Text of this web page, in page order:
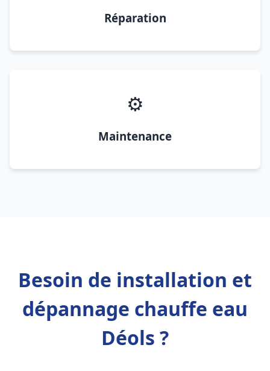
Réparation
⚙️
Maintenance
Besoin de installation et
dépannage chauffe eau
Déols ?